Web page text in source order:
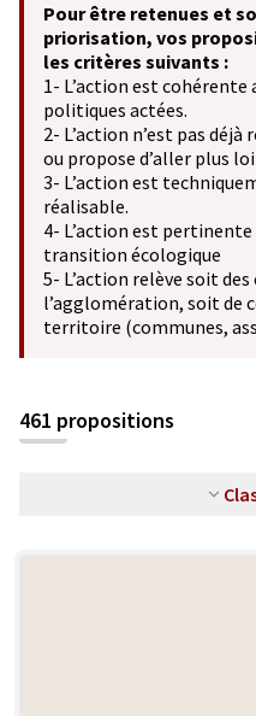
Pour être retenues et
priorisation, vos
les critères suivants :
1- L’action est
politiques actées.
2- L’action n’est pas
ou propose d’aller plus
3- L’action est
réalisable.
4- L’action est
transition écologique
5- L’action relève soit
l’agglomération, soit de
territoire (communes,
461 propositions